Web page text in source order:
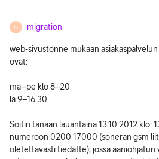
M migration
web-sivustonne mukaan
ovat:
ma–pe klo 8–20
la 9–16.30
Soitin tänään lauantaina 13.10.2012 klo:
numeroon 0200 17000 (soneran gsm
oletettavasti tiedätte), jossa ääniohjatun